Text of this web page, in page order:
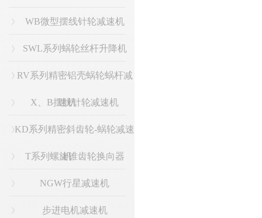
WB微型摆线针轮减速机
SWL系列蜗轮丝杆升降机
RV系列精密铝壳蜗轮蜗杆减
速机
X、B摆线针轮减速机
KD系列精密斜齿轮-蜗轮减速
机
T系列螺旋锥齿轮换向器
NGW行星减速机
步进电机减速机